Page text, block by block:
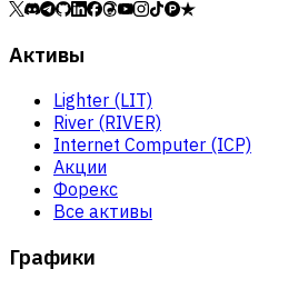
Активы
Lighter (LIT)
River (RIVER)
Internet Computer (ICP)
Акции
Форекс
Все активы
Графики